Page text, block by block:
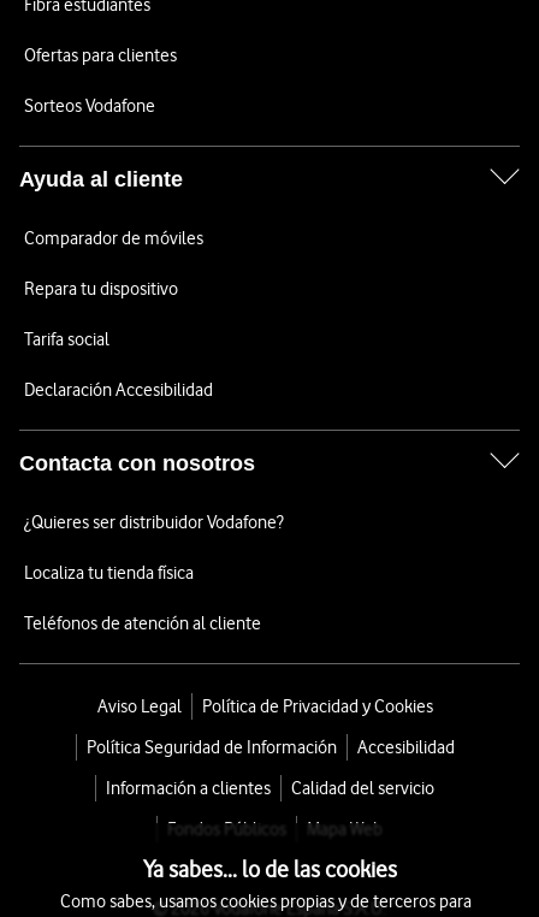
Fibra estudiantes
Ofertas para clientes
Sorteos Vodafone
Ayuda al cliente
Comparador de móviles
Repara tu dispositivo
Tarifa social
Declaración Accesibilidad
Contacta con nosotros
¿Quieres ser distribuidor Vodafone?
Localiza tu tienda física
Teléfonos de atención al cliente
Aviso Legal
Política de Privacidad y Cookies
Política Seguridad de Información
Accesibilidad
Información a clientes
Calidad del servicio
Fondos Públicos
Mapa Web
© 2026 Vodafone España S.A.U.
Ya sabes... lo de las cookies
Como sabes, usamos cookies propias y de terceros para